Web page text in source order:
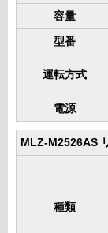
容量
型番
運転方式
電源
MLZ-M2526AS
種類